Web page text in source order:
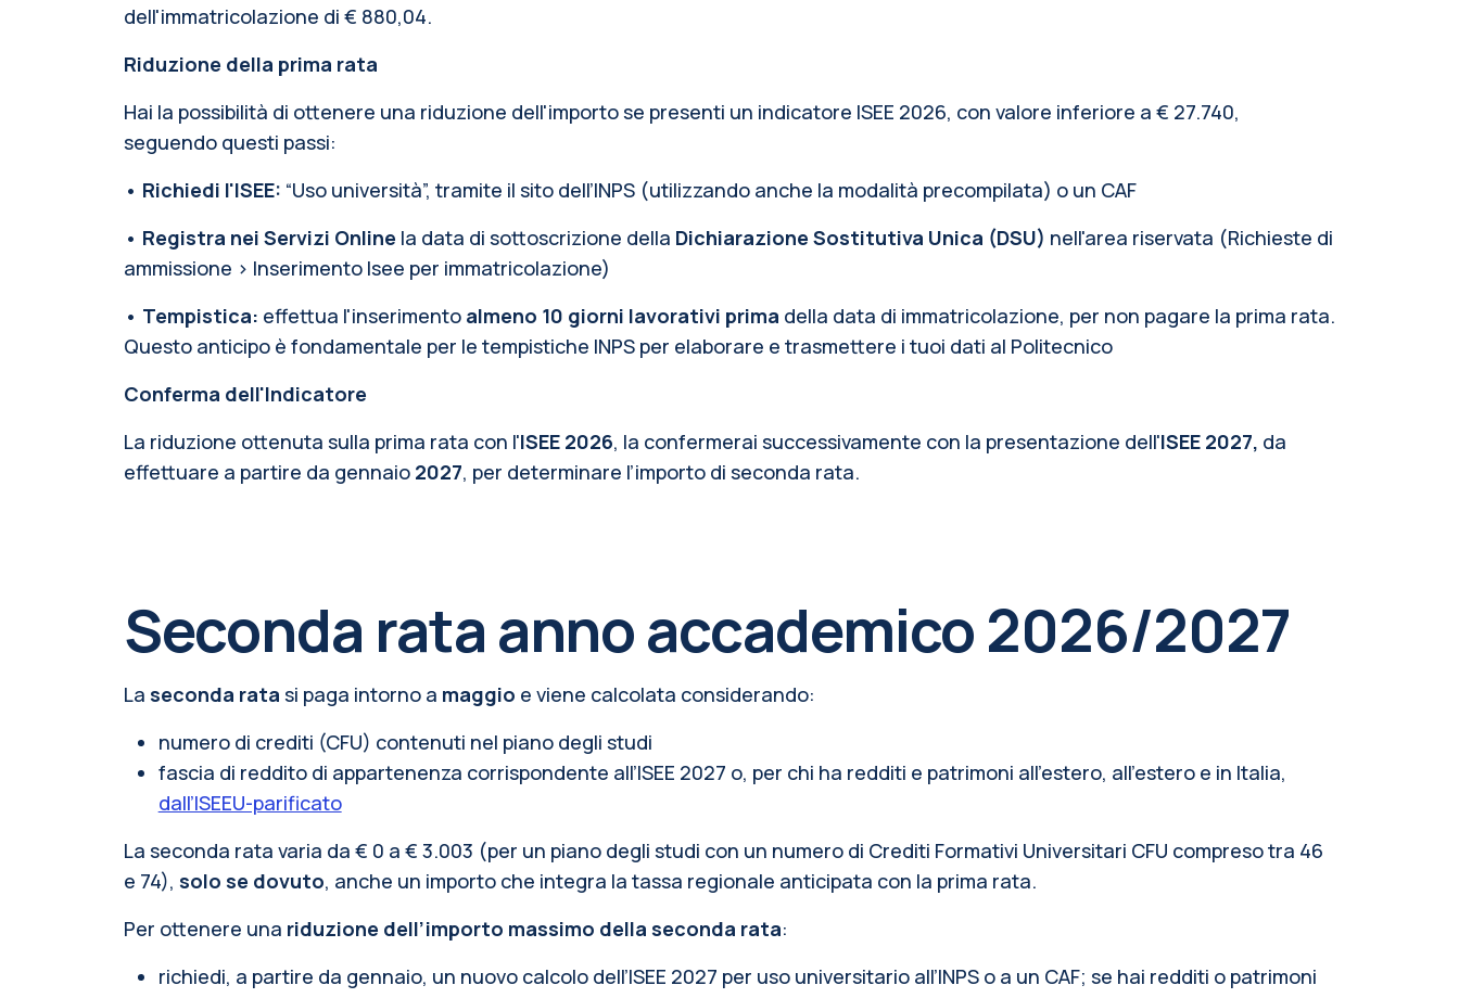
dell'immatricolazione di € 880,04.
Riduzione della prima rata
Hai la possibilità di ottenere una riduzione dell'importo se presenti un indicatore ISEE 2026, con valore inferiore a € 27.740,
seguendo questi passi:
• Richiedi l'ISEE: “Uso università”, tramite il sito dell’INPS (utilizzando anche la modalità precompilata) o un CAF
• Registra nei Servizi Online la data di sottoscrizione della Dichiarazione Sostitutiva Unica (DSU) nell'area riservata (Richieste di
ammissione > Inserimento Isee per immatricolazione)
• Tempistica: effettua l'inserimento almeno 10 giorni lavorativi prima della data di immatricolazione, per non pagare la prima rata.
Questo anticipo è fondamentale per le tempistiche INPS per elaborare e trasmettere i tuoi dati al Politecnico
Conferma dell'Indicatore
La riduzione ottenuta sulla prima rata con l'ISEE 2026, la confermerai successivamente con la presentazione dell'ISEE 2027, da
effettuare a partire da gennaio 2027, per determinare l’importo di seconda rata.
Seconda rata anno accademico 2026/2027
La seconda rata si paga intorno a maggio e viene calcolata considerando:
numero di crediti (CFU) contenuti nel piano degli studi
fascia di reddito di appartenenza corrispondente all’ISEE 2027 o, per chi ha redditi e patrimoni all’estero, all’estero e in Italia,
dall’ISEEU-parificato
La seconda rata varia da € 0 a € 3.003 (per un piano degli studi con un numero di Crediti Formativi Universitari CFU compreso tra 46
e 74), solo se dovuto, anche un importo che integra la tassa regionale anticipata con la prima rata.
Per ottenere una riduzione dell’importo massimo della seconda rata:
richiedi, a partire da gennaio, un nuovo calcolo dell’ISEE 2027 per uso universitario all’INPS o a un CAF; se hai redditi o patrimoni